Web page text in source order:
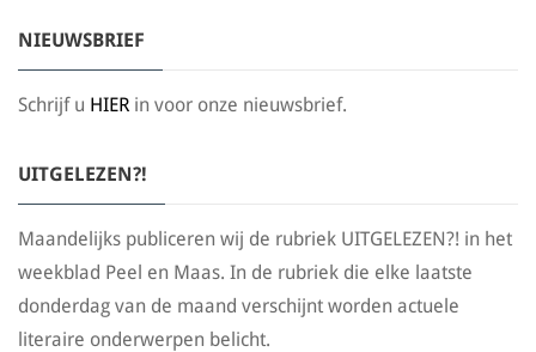
NIEUWSBRIEF
Schrijf u HIER in voor onze nieuwsbrief.
UITGELEZEN?!
Maandelijks publiceren wij de rubriek UITGELEZEN?! in het
weekblad Peel en Maas. In de rubriek die elke laatste
donderdag van de maand verschijnt worden actuele
literaire onderwerpen belicht.